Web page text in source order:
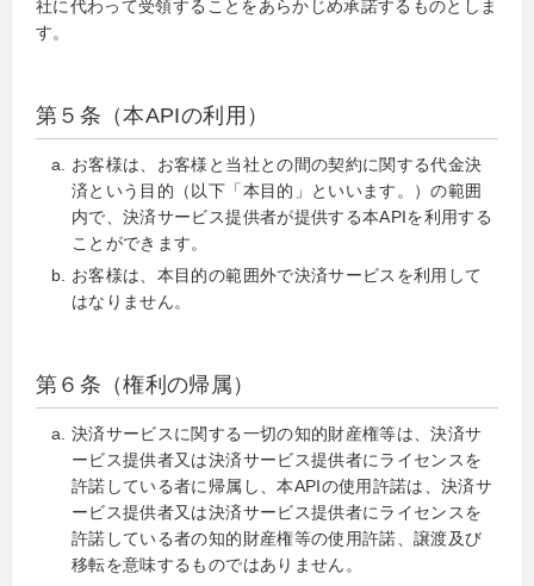
社に代わって受領することをあらかじめ承諾するものとしま
す。
第５条（本APIの利用）
お客様は、お客様と当社との間の契約に関する代金決
済という目的（以下「本目的」といいます。）の範囲
内で、決済サービス提供者が提供する本APIを利用する
ことができます。
お客様は、本目的の範囲外で決済サービスを利用して
はなりません。
第６条（権利の帰属）
決済サービスに関する一切の知的財産権等は、決済サ
ービス提供者又は決済サービス提供者にライセンスを
許諾している者に帰属し、本APIの使用許諾は、決済サ
ービス提供者又は決済サービス提供者にライセンスを
許諾している者の知的財産権等の使用許諾、譲渡及び
移転を意味するものではありません。